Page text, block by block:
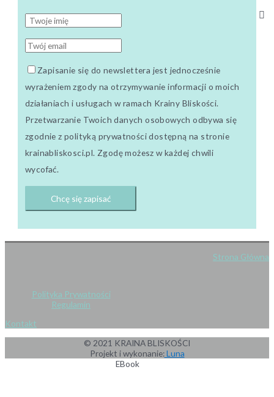
Zapisanie się do newslettera jest jednocześnie
wyrażeniem zgody na otrzymywanie informacji o moich
działaniach i usługach w ramach Krainy Bliskości.
Przetwarzanie Twoich danych osobowych odbywa się
zgodnie z polityką prywatności dostępną na stronie
krainabliskosci.pl. Zgodę możesz w każdej chwili
wycofać.
Strona Główna
Polityka Prywatności
Regulamin
Kontakt
© 2021 KRAINA BLISKOŚCI
Projekt i wykonanie:Luna
EBook